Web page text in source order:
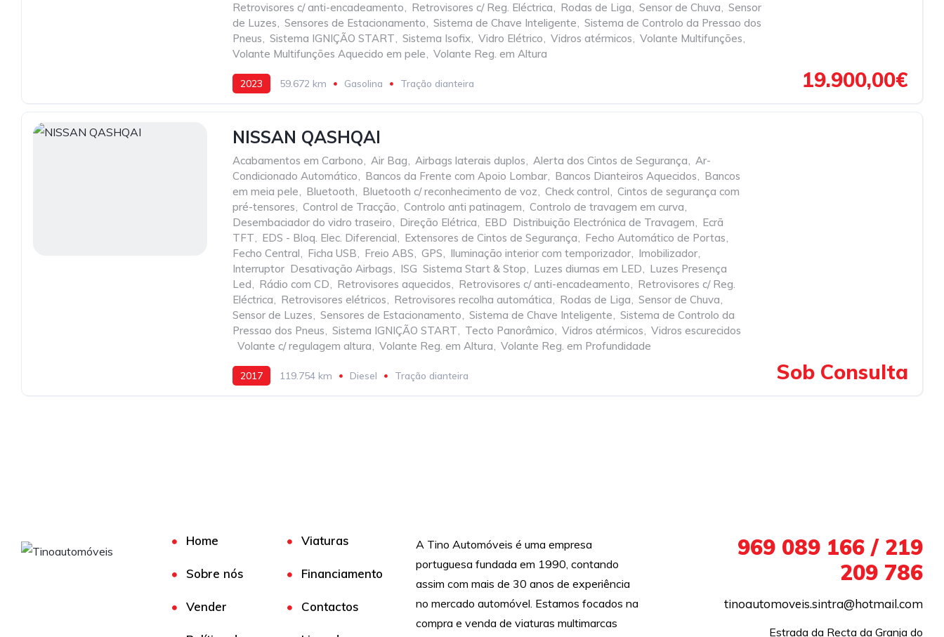
Retrovisores c/ anti-encadeamento, Retrovisores c/ Reg. Eléctrica, Rodas de Liga, Sensor de Chuva, Sensor
de Luzes, Sensores de Estacionamento, Sistema de Chave Inteligente, Sistema de Controlo da Pressao dos
Pneus, Sistema IGNIÇÃO START, Sistema Isofix, Vidro Elétrico, Vidros atérmicos, Volante Multifunções,
Volante Multifunções Aquecido em pele, Volante Reg. em Altura
2023 59.672 km Gasolina Tração dianteira 19.900,00€
NISSAN QASHQAI
Acabamentos em Carbono, Air Bag, Airbags laterais duplos, Alerta dos Cintos de Segurança, Ar-
Condicionado Automático, Bancos da Frente com Apoio Lombar, Bancos Dianteiros Aquecidos, Bancos
em meia pele, Bluetooth, Bluetooth c/ reconhecimento de voz, Check control, Cintos de segurança com
pré-tensores, Control de Tracção, Controlo anti patinagem, Controlo de travagem em curva,
Desembaciador do vidro traseiro, Direção Elétrica, EBD  Distribuição Electrónica de Travagem, Ecrã
TFT, EDS - Bloq. Elec. Diferencial, Extensores de Cintos de Segurança, Fecho Automático de Portas,
Fecho Central, Ficha USB, Freio ABS, GPS, Iluminação interior com temporizador, Imobilizador,
Interruptor  Desativação Airbags, ISG  Sistema Start & Stop, Luzes diurnas em LED, Luzes Presença
Led, Rádio com CD, Retrovisores aquecidos, Retrovisores c/ anti-encadeamento, Retrovisores c/ Reg.
Eléctrica, Retrovisores elétricos, Retrovisores recolha automática, Rodas de Liga, Sensor de Chuva,
Sensor de Luzes, Sensores de Estacionamento, Sistema de Chave Inteligente, Sistema de Controlo da
Pressao dos Pneus, Sistema IGNIÇÃO START, Tecto Panorâmico, Vidros atérmicos, Vidros escurecidos
Volante c/ regulagem altura, Volante Reg. em Altura, Volante Reg. em Profundidade
2017 119.754 km Diesel Tração dianteira Sob Consulta
Home Viaturas
Sobre nós Financiamento
Vender Contactos
A Tino Automóveis é uma empresa
portuguesa fundada em 1990, contando
assim com mais de 30 anos de experiência
no mercado automóvel. Estamos focados na
compra e venda de viaturas multimarcas
969 089 166 / 219
209 786
tinoautomoveis.sintra@hotmail.com
Estrada da Recta da Granja do